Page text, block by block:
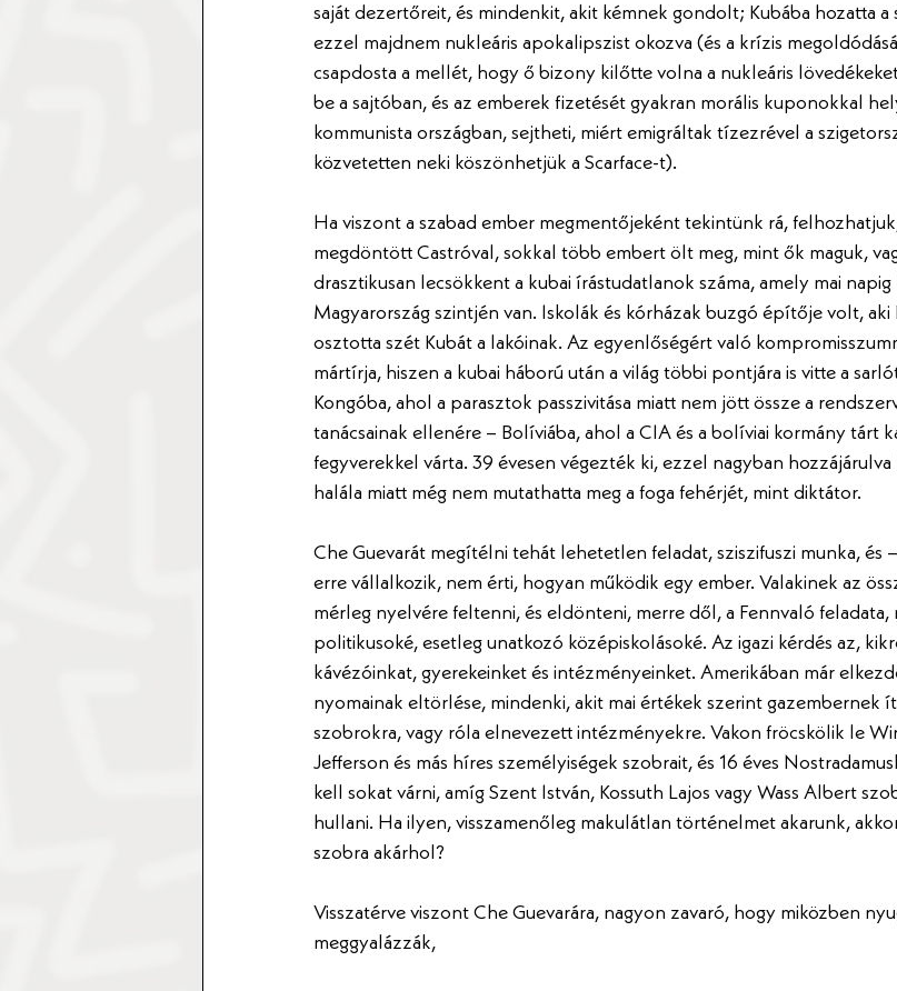
saját dezertőreit, és mindenkit, akit kémnek gondolt; Kubába hozatta
ezzel majdnem nukleáris apokalipszist okozva (és a krízis
csapdosta a mellét, hogy ő bizony kilőtte volna a nukleáris
be a sajtóban, és az emberek fizetését gyakran morális kuponokkal
kommunista országban, sejtheti, miért emigráltak tízezrével a
közvetetten neki köszönhetjük a Scarface-t).
Ha viszont a szabad ember megmentőjeként tekintünk rá,
megdöntött Castróval, sokkal több embert ölt meg, mint ők maguk,
drasztikusan lecsökkent a kubai írástudatlanok száma, amely mai
Magyarország szintjén van. Iskolák és kórházak buzgó építője volt,
osztotta szét Kubát a lakóinak. Az egyenlőségért való
mártírja, hiszen a kubai háború után a világ többi pontjára is vitte a
Kongóba, ahol a parasztok passzivitása miatt nem jött össze a
tanácsainak ellenére – Bolíviába, ahol a CIA és a bolíviai kormány tárt
fegyverekkel várta. 39 évesen végezték ki, ezzel nagyban
halála miatt még nem mutathatta meg a foga fehérjét, mint diktátor.
Che Guevarát megítélni tehát lehetetlen feladat, sziszifuszi munka, és
erre vállalkozik, nem érti, hogyan működik egy ember. Valakinek az
mérleg nyelvére feltenni, és eldönteni, merre dől, a Fennvaló feladata,
politikusoké, esetleg unatkozó középiskolásoké. Az igazi kérdés az,
kávézóinkat, gyerekeinket és intézményeinket. Amerikában már
nyomainak eltörlése, mindenki, akit mai értékek szerint gazembernek
szobrokra, vagy róla elnevezett intézményekre. Vakon fröcskölik le
Jefferson és más híres személyiségek szobrait, és 16 éves
kell sokat várni, amíg Szent István, Kossuth Lajos vagy Wass Albert
hullani. Ha ilyen, visszamenőleg makulátlan történelmet akarunk,
szobra akárhol?
Visszatérve viszont Che Guevarára, nagyon zavaró, hogy miközben
meggyalázzák,